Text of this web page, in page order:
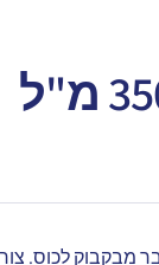
מבקבוק לכוס.